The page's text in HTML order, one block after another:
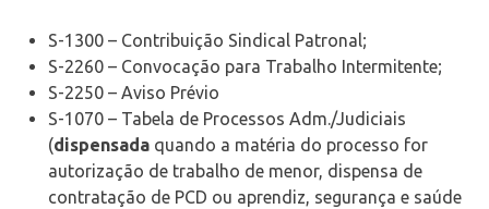
S-1300 – Contribuição Sindical Patronal;
S-2260 – Convocação para Trabalho Intermitente;
S-2250 – Aviso Prévio
S-1070 – Tabela de Processos Adm./Judiciais
(dispensada quando a matéria do processo for
autorização de trabalho de menor, dispensa de
contratação de PCD ou aprendiz, segurança e saúde